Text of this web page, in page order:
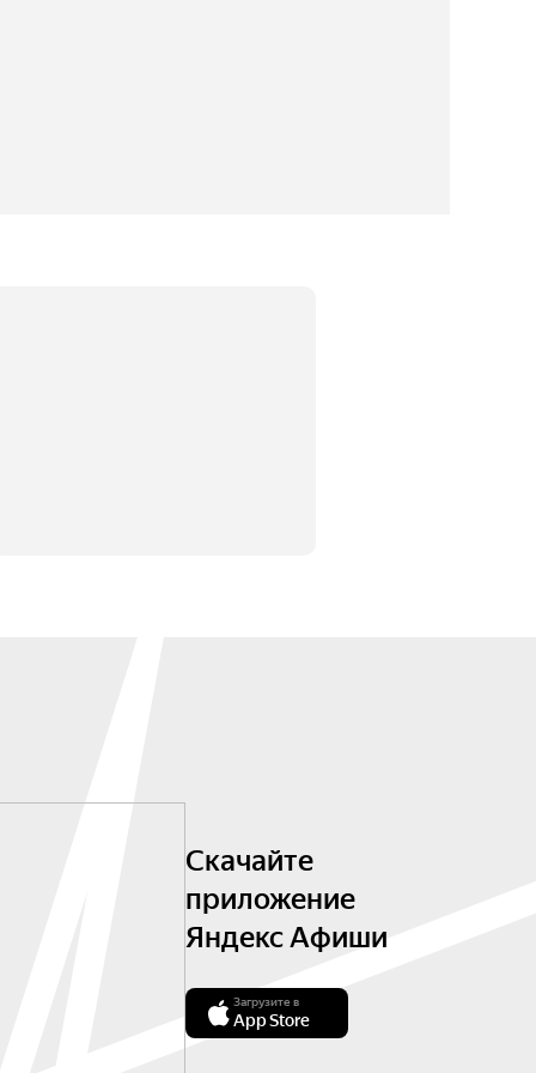
Скачайте
приложение
Яндекс Афиши
Загрузите в
App Store